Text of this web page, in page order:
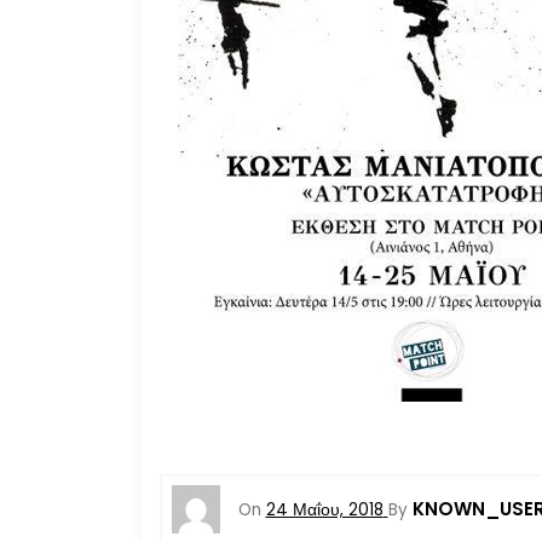
On 24 Μαΐου, 2018 By